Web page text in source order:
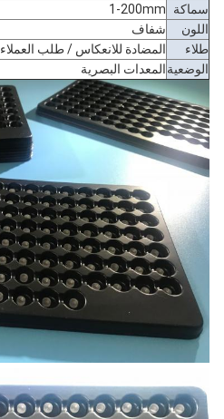
سماكة
1-200mm
اللون
شفاف
طلاء
المضادة للانعكاس / طلب العملاء
الوضعيةالمعدات البصرية